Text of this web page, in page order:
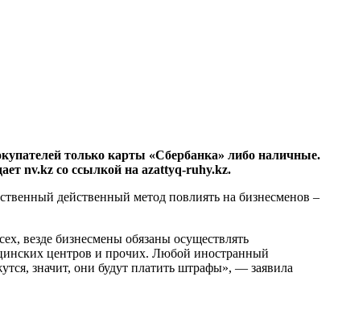
только карты «Сбербанка» либо наличные.
nv.kz со ссылкой на azattyq-ruhy.kz.
действенный метод повлиять на бизнесменов –
везде бизнесмены обязаны осуществлять
центров и прочих. Любой иностранный
значит, они будут платить штрафы», — заявила